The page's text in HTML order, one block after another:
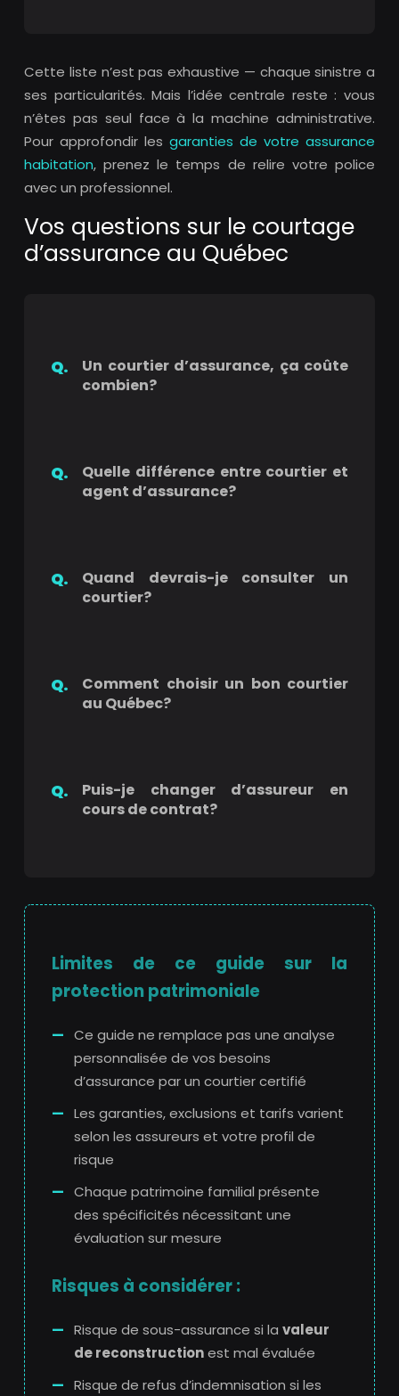
Cette liste n’est pas exhaustive — chaque sinistre a
ses particularités. Mais l’idée centrale reste : vous
n’êtes pas seul face à la machine administrative.
Pour approfondir les garanties de votre assurance
habitation, prenez le temps de relire votre police
avec un professionnel.
Vos questions sur le courtage
d’assurance au Québec
Un courtier d’assurance, ça coûte
combien?
Quelle différence entre courtier et
agent d’assurance?
Quand devrais-je consulter un
courtier?
Comment choisir un bon courtier
au Québec?
Puis-je changer d’assureur en
cours de contrat?
Limites de ce guide sur la
protection patrimoniale
Ce guide ne remplace pas une analyse
personnalisée de vos besoins
d’assurance par un courtier certifié
Les garanties, exclusions et tarifs varient
selon les assureurs et votre profil de
risque
Chaque patrimoine familial présente
des spécificités nécessitant une
évaluation sur mesure
Risques à considérer :
Risque de sous-assurance si la valeur
de reconstructionest mal évaluée
Risque de refus d’indemnisation si les